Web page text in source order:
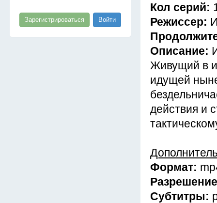
Зарегистрироваться Войти
Кол серий:
Режиссер:
Описание:
Живущий в
идущей
действия и
Формат:
Субтитры: